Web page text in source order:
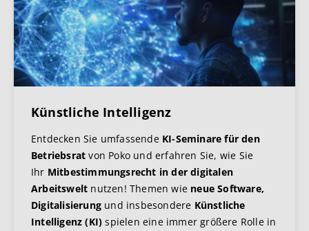
Künstliche Intelligenz
Entdecken Sie umfassende KI-Seminare für den
Betriebsrat von Poko und erfahren Sie, wie Sie
Ihr Mitbestimmungsrecht in der digitalen
Arbeitswelt nutzen! Themen wie neue Software,
Digitalisierung und insbesondere Künstliche
Intelligenz (KI) spielen eine immer größere Rolle in